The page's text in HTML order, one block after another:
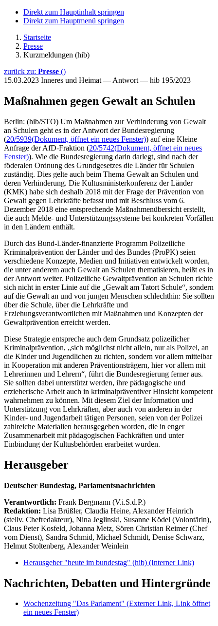
Direkt zum Hauptinhalt springen
Direkt zum Hauptmenü springen
Startseite
Presse
Kurzmeldungen (hib)
zurück zu: Presse ()
15.03.2023 Inneres und Heimat — Antwort — hib 195/2023
Maßnahmen gegen Gewalt an Schulen
Berlin: (hib/STO) Um Maßnahmen zur Verhinderung von Gewalt
an Schulen geht es in der Antwort der Bundesregierung
(20/5939(Dokument, öffnet ein neues Fenster)) auf eine Kleine
Anfrage der AfD-Fraktion (20/5742(Dokument, öffnet ein neues
Fenster)). Wie die Bundesregierung darin darlegt, sind nach der
föderalen Ordnung des Grundgesetzes die Länder für Schulen
zuständig. Dies gelte auch beim Thema Gewalt an Schulen und
deren Verhinderung. Die Kultusministerkonferenz der Länder
(KMK) habe sich deshalb 2018 mit der Frage der Prävention von
Gewalt gegen Lehrkräfte befasst und mit Beschluss vom 6.
Dezember 2018 eine entsprechende Maßnahmenübersicht erstellt,
die auch Melde- und Unterstützungssysteme bei konkreten Vorfällen
in den Ländern enthält.
Durch das Bund-Länder-finanzierte Programm Polizeiliche
Kriminalprävention der Länder und des Bundes (ProPK) seien
verschiedene Konzepte, Medien und Initiativen entwickelt worden,
die unter anderem auch Gewalt an Schulen thematisieren, heißt es in
der Antwort weiter. Polizeiliche Gewaltprävention an Schulen richte
sich nicht in erster Linie auf die „Gewalt am Tatort Schule“, sondern
auf die Gewalt an und von jungen Menschen schlechthin: Sie sollten
über die Schule, über die Lehrkräfte und
Erziehungsverantwortlichen mit Maßnahmen und Konzepten der
Gewaltprävention erreicht werden.
Diese Strategie entspreche auch dem Grundsatz polizeilicher
Kriminalprävention, „sich möglichst nicht allein, nur als Polizei, an
die Kinder und Jugendlichen zu richten, sondern vor allem mittelbar
in Kooperation mit anderen Präventionsträgern, hier vor allem mit
Lehrerinnen und Lehrern“, führt die Bundesregierung ferner aus.
Sie sollten dabei unterstützt werden, ihre pädagogische und
erzieherische Arbeit auch in kriminalpräventiver Hinsicht kompetent
wahrnehmen zu können. Mit diesem Ziel der Information und
Unterstützung von Lehrkräften, aber auch von anderen in der
Kinder- und Jugendarbeit tätigen Personen, seien von der Polizei
zahlreiche Materialien herausgegeben worden, die in enger
Zusammenarbeit mit pädagogischen Fachkräften und unter
Einbindung der Kultusbehörden erarbeitet wurden.
Herausgeber
Deutscher Bundestag, Parlamentsnachrichten
Verantwortlich: Frank Bergmann (V.i.S.d.P.)
Redaktion: Lisa Brüßler, Claudia Heine, Alexander Heinrich
(stellv. Chefredakteur), Nina Jeglinski, Susanne Ködel (Volontärin),
Claus Peter Kosfeld, Johanna Metz, Sören Christian Reimer (Chef
vom Dienst), Sandra Schmid, Michael Schmidt, Denise Schwarz,
Helmut Stoltenberg, Alexander Weinlein
Herausgeber "heute im bundestag" (hib) (Interner Link)
Nachrichten, Debatten und Hintergründe
Wochenzeitung "Das Parlament" (Externer Link, Link öffnet
ein neues Fenster)